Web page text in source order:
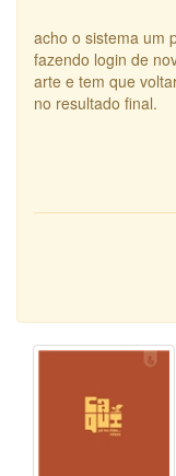
acho o sistema um
fazendo login de
arte e tem que
no resultado final.